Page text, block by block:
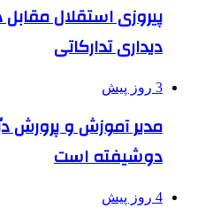
پیروزی استقلال
دیداری تدارکاتی
3 روز پیش
دوشیفته است
4 روز پیش